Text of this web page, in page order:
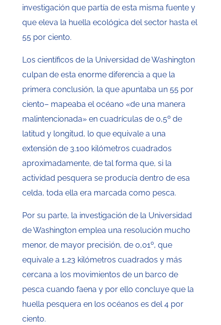
investigación que partía de esta misma fuente y
que eleva la huella ecológica del sector hasta el
55 por ciento.
Los científicos de la Universidad de Washington
culpan de esta enorme diferencia a que la
primera conclusión, la que apuntaba un 55 por
ciento– mapeaba el océano «de una manera
malintencionada» en cuadrículas de 0,5º de
latitud y longitud, lo que equivale a una
extensión de 3.100 kilómetros cuadrados
aproximadamente, de tal forma que, si la
actividad pesquera se producía dentro de esa
celda, toda ella era marcada como pesca.
Por su parte, la investigación de la Universidad
de Washington emplea una resolución mucho
menor, de mayor precisión, de 0,01º, que
equivale a 1,23 kilómetros cuadrados y más
cercana a los movimientos de un barco de
pesca cuando faena y por ello concluye que la
huella pesquera en los océanos es del 4 por
ciento.